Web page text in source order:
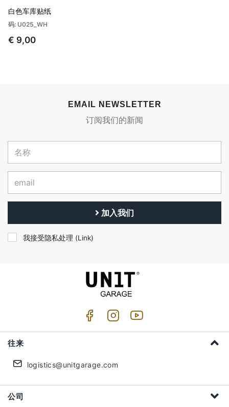
白色车库贴纸
码: U025_WH
€ 9,00
EMAIL NEWSLETTER
订阅我们的新闻
加入我们
我接受隐私处理 (Link)
往来
logistics@unitgarage.com
公司